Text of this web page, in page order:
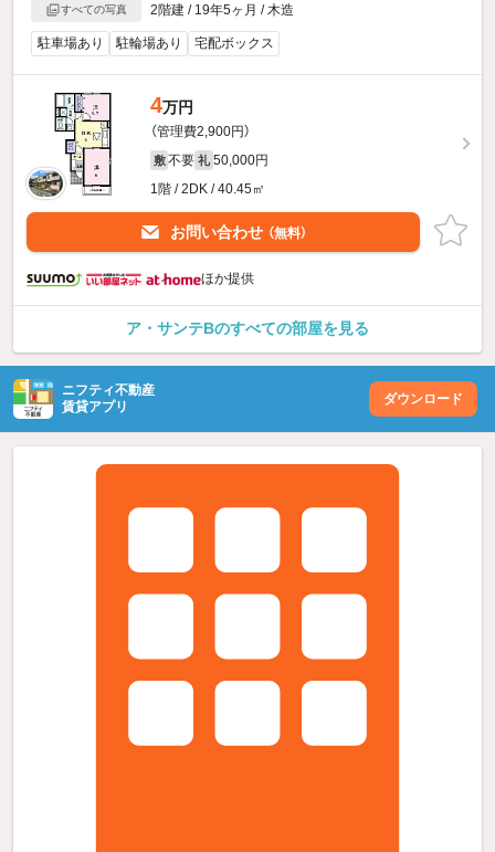
すべての写真
2階建 / 19年5ヶ月 / 木造
駐車場あり 駐輪場あり 宅配ボックス
4万円
（管理費2,900円）
敷 不要 礼 50,000円
1階 / 2DK / 40.45㎡
お問い合わせ （無料）
ほか提供
ア・サンテBのすべての部屋を見る
ニフティ不動産
賃貸アプリ
ダウンロード